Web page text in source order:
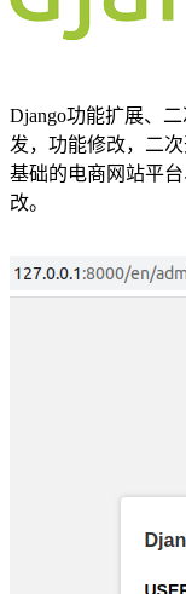
Django功能扩展、
发，功能修改，二
基础的电商网站平
改。